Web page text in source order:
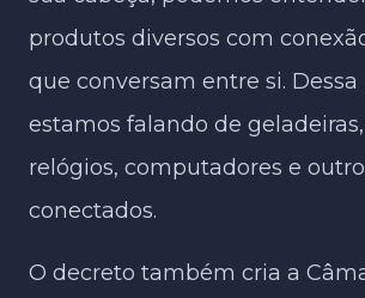
produtos diversos com
que conversam entre si. Dessa
estamos falando de
relógios, computadores e
conectados.
O decreto também cria a